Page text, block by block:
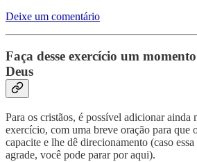
Deixe um comentário
Faça desse exercício um
Deus
Para os cristãos, é possível adicionar ainda
exercício, com uma breve oração para que
capacite e lhe dê direcionamento (caso
agrade, você pode parar por aqui).